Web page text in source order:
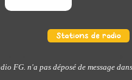
FG. n'a pas déposé de message